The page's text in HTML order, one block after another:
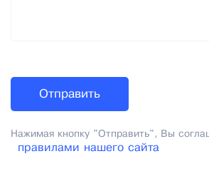
Нажимая кнопку "Отправить", Вы
правилами нашего сайта